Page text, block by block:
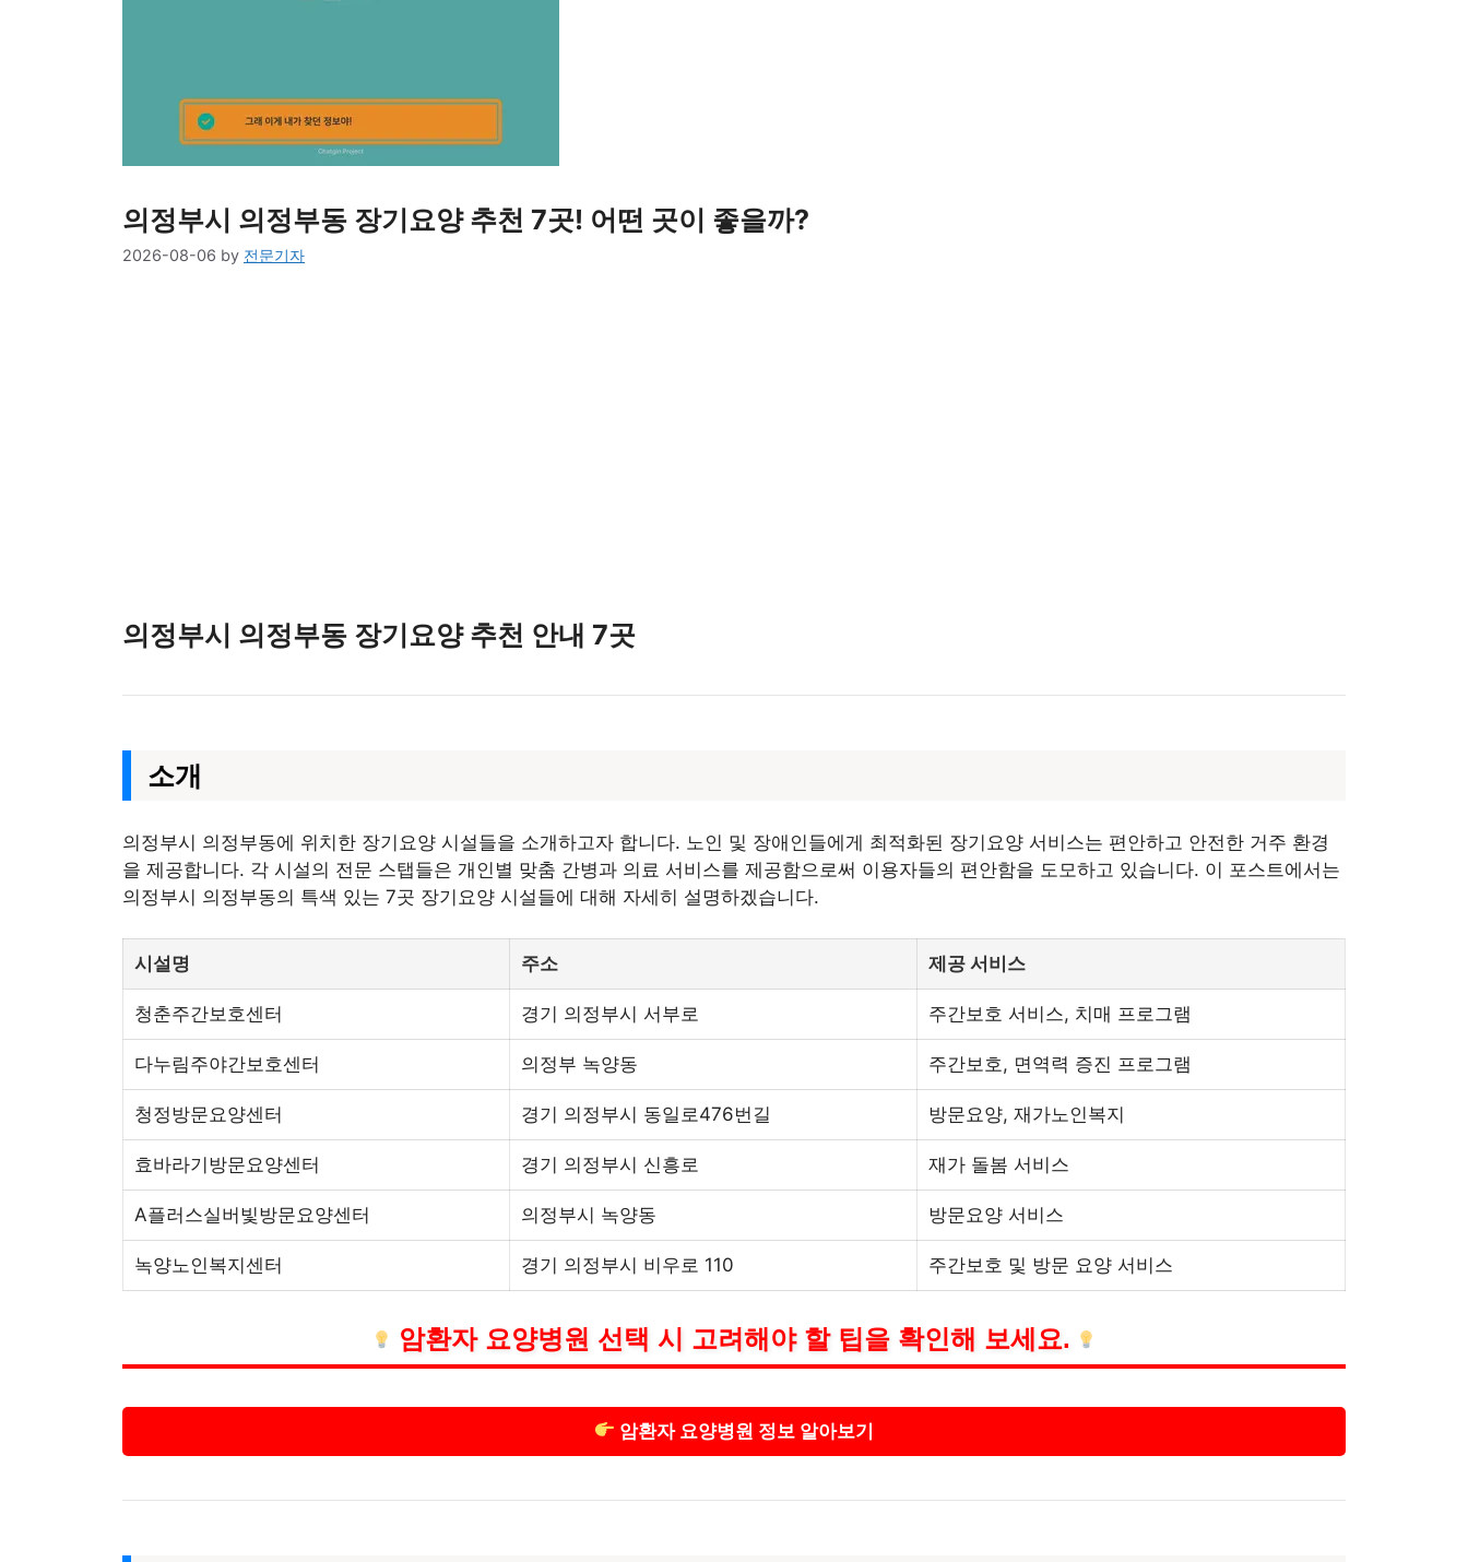
의정부시 의정부동 장기요양 추천 7곳! 어떤 곳이 좋을까?
2026-08-06 by 전문기자
의정부시 의정부동 장기요양 추천 안내 7곳
소개
의정부시 의정부동에 위치한 장기요양 시설들을 소개하고자 합니다. 노인 및 장애인들에게 최적화된 장기요양 서비스는 편안하고 안전한 거주 환경
을 제공합니다. 각 시설의 전문 스탭들은 개인별 맞춤 간병과 의료 서비스를 제공함으로써 이용자들의 편안함을 도모하고 있습니다. 이 포스트에서는
의정부시 의정부동의 특색 있는 7곳 장기요양 시설들에 대해 자세히 설명하겠습니다.
시설명 주소 제공 서비스
청춘주간보호센터 경기 의정부시 서부로 주간보호 서비스, 치매 프로그램
다누림주야간보호센터 의정부 녹양동 주간보호, 면역력 증진 프로그램
청정방문요양센터 경기 의정부시 동일로476번길 방문요양, 재가노인복지
효바라기방문요양센터 경기 의정부시 신흥로 재가 돌봄 서비스
A플러스실버빛방문요양센터 의정부시 녹양동 방문요양 서비스
녹양노인복지센터 경기 의정부시 비우로 110 주간보호 및 방문 요양 서비스
암환자 요양병원 선택 시 고려해야 할 팁을 확인해 보세요.
암환자 요양병원 정보 알아보기